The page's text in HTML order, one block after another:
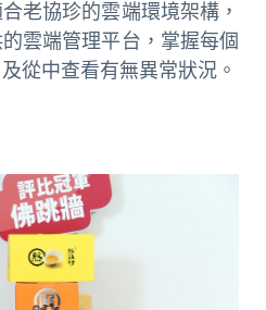
老協珍的雲端環境架構，
雲端管理平台，掌握每個
從中查看有無異常狀況。